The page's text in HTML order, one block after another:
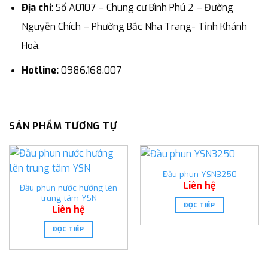
Địa chỉ: Số A0107 – Chung cư Bình Phú 2 – Đường
Nguyễn Chích – Phường Bắc Nha Trang- Tỉnh Khánh
Hoà.
Hotline:0986.168.007
SẢN PHẨM TƯƠNG TỰ
Đầu phun nước hướng lên
trung tâm YSN
Liên hệ
ĐỌC TIẾP
Đầu phun YSN3250
Liên hệ
ĐỌC TIẾP